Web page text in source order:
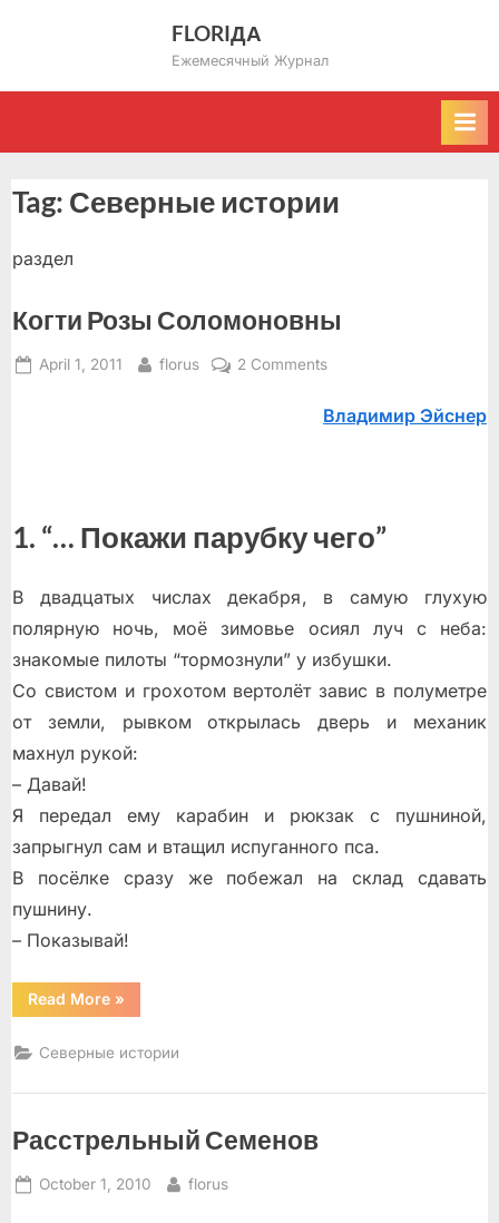
FLORIДА
Ежемесячный Журнал
Tag: Северные истории
раздел
Когти Розы Соломоновны
Posted
April 1, 2011 By
florus 2 Commentson
Розы
Владимир Эйснер
1. “… Покажи парубку чего”
В двадцатых числах декабря, в самую глухую
полярную ночь, моё зимовье осиял луч с неба:
знакомые пилоты “тормознули” у избушки.
Со свистом и грохотом вертолёт завис в полуметре
от земли, рывком открылась дверь и механик
махнул рукой:
– Давай!
Я передал ему карабин и рюкзак с пушниной,
запрыгнул сам и втащил испуганного пса.
В посёлке сразу же побежал на склад сдавать
пушнину.
– Показывай!
Read More“Когти
Розы
»
Северные истории
Расстрельный Семенов
Posted
October 1, 2010 By
florus